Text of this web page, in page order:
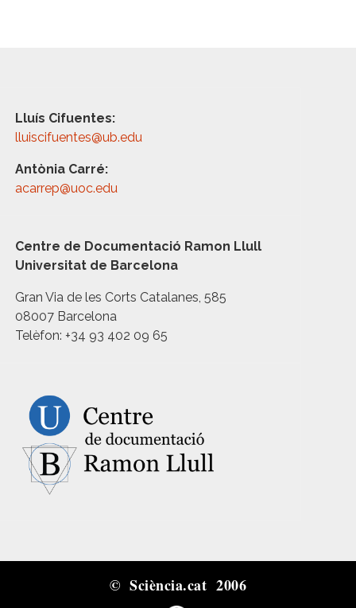
Lluís Cifuentes:
lluiscifuentes@ub.edu
Antònia Carré:
acarrep@uoc.edu
Centre de Documentació Ramon Llull
Universitat de Barcelona
Gran Via de les Corts Catalanes, 585
08007 Barcelona
Telèfon: +34 93 402 09 65
© Sciència.cat 2006